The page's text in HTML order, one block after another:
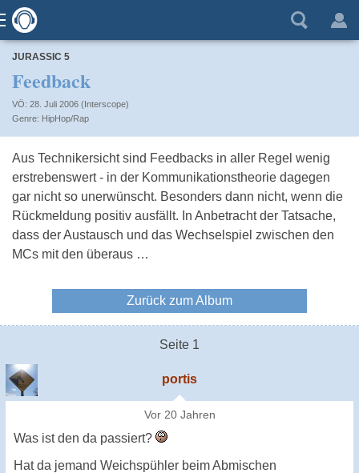
JURASSIC 5
Feedback
VÖ: 28. Juli 2006 (Interscope)
HipHop/Rap
Aus Technikersicht sind Feedbacks in aller Regel wenig
erstrebenswert - in der Kommunikationstheorie dagegen
gar nicht so unerwünscht. Besonders dann nicht, wenn die
Rückmeldung positiv ausfällt. In Anbetracht der Tatsache,
dass der Austausch und das Wechselspiel zwischen den
MCs mit den überaus …
Zurück zum Album
Seite 1
portis
Vor 20 Jahren
Was ist den da passiert?
Hat da jemand Weichspühler beim Abmischen